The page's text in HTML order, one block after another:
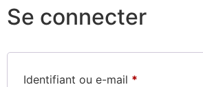
Se connecter
Identifiant ou e-mail *